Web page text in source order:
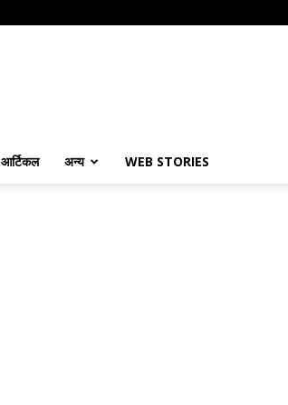
आर्टिकल अन्य WEB STORIES